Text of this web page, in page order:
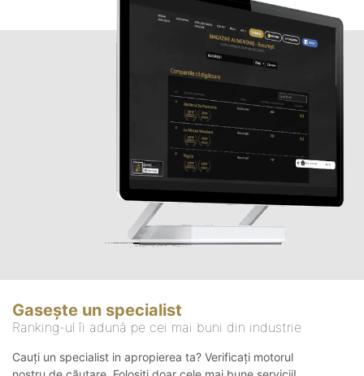
Gasește un specialist
Ranking-ul îi adună pe cei mai buni din industrie
Cauți un specialist in apropierea ta? Verificați motorul